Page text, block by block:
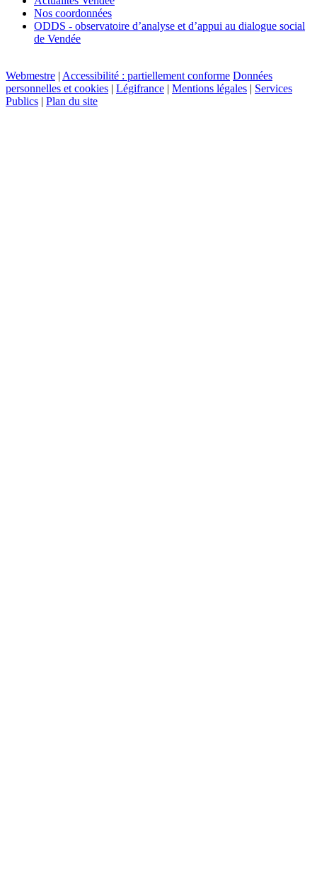
Nos coordonnées
ODDS - observatoire d’analyse et d’appui au dialogue social
de Vendée
Webmestre | Accessibilité : partiellement conforme Données
personnelles et cookies | Légifrance | Mentions légales | Services
Publics | Plan du site